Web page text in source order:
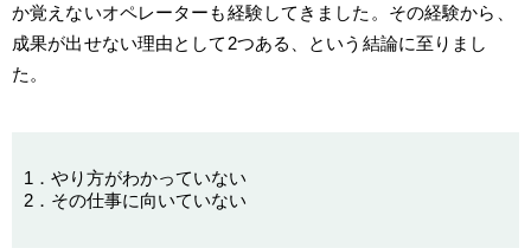
か覚えないオペレーターも経験してきました。その経験から、
成果が出せない理由として2つある、という結論に至りまし
た。
1．やり方がわかっていない
2．その仕事に向いていない